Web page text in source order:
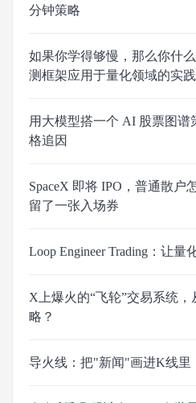
分钟策略
如果你学得够慢，那么你什
测框架应用于量化领域的实践
用大模型搭一个 AI 股票图谱
格追因
SpaceX 即将 IPO，普通散户
留了一张入场券
Loop Engineer Trading：让量
X上爆火的“飞轮”交易系统
略？
导火线：把"新闻"画进K线里